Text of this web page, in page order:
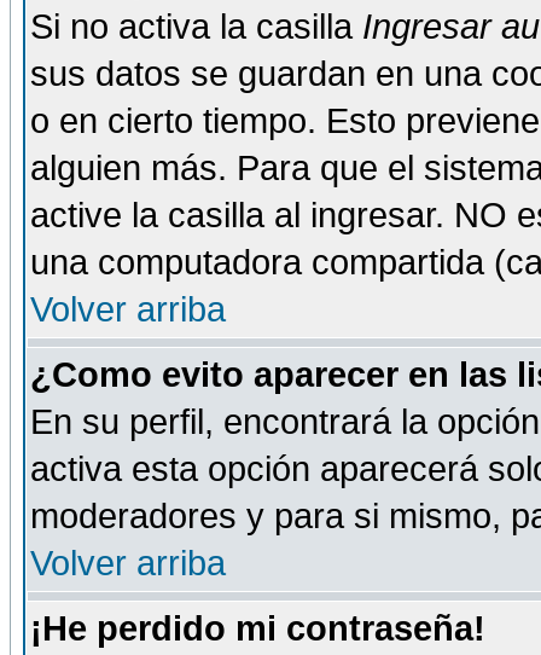
Si no activa la casilla Ingresar
sus datos se guardan en una
o en cierto tiempo. Esto
alguien más. Para que el
active la casilla al ingresar. NO
una computadora compartida
Volver arriba
¿Como evito aparecer en las
En su perfil, encontrará la
activa esta opción aparecerá
moderadores y para si mismo,
Volver arriba
¡He perdido mi contraseña!